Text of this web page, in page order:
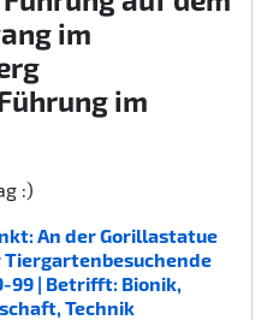
im
im
:)
An der Gorillastatue
Tiergartenbesuchende
99 | Betrifft: Bionik,
Technik